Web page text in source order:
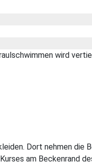
wird
Dort nehmen die
am Beckenrand